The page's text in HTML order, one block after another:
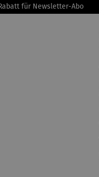
für Newsletter-Abo